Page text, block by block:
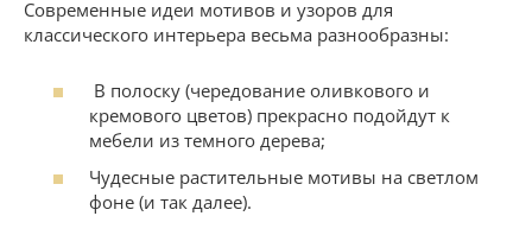
Современные идеи мотивов и узоров для
классического интерьера весьма разнообразны:
В полоску (чередование оливкового и
кремового цветов) прекрасно подойдут к
мебели из темного дерева;
Чудесные растительные мотивы на светлом
фоне (и так далее).